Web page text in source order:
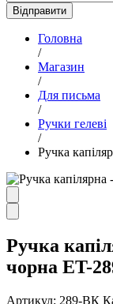
Головна
/
Магазин
/
Для письма
/
Ручки гелеві
/
Ручка
Ручка
чорна ET-
Артикул: 289-BК